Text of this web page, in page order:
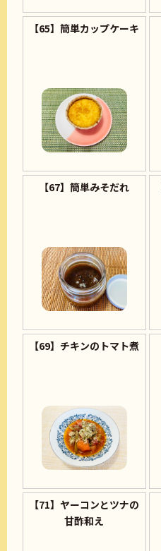
【65】簡単カップケーキ
【67】簡単みそだれ
【69】チキンのトマト煮
【71】ヤーコンとツナの
甘酢和え